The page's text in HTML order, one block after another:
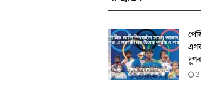
2